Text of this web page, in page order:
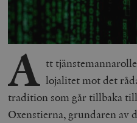
A tt
lojalitet mot det
tradition som går tillbaka
Oxenstierna, grundaren av